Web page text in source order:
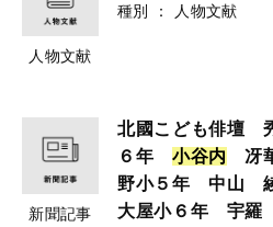
人物文献
種別 ： 人物文献
新聞記事
北國こども俳壇
６年 小谷内
冴
野小５年 中山
大屋小６年 宇